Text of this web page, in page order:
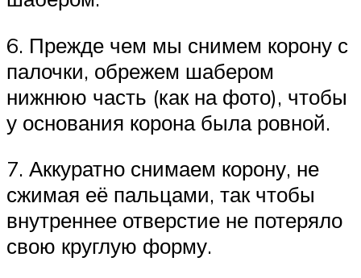
6. Прежде чем мы снимем корону с
палочки, обрежем шабером
нижнюю часть (как на фото), чтобы
у основания корона была ровной.
7. Аккуратно снимаем корону, не
сжимая её пальцами, так чтобы
внутреннее отверстие не потеряло
свою круглую форму.